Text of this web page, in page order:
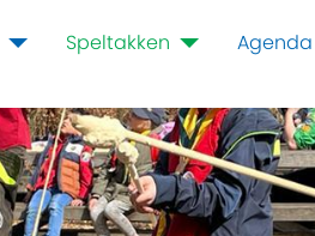
Speltakken Agenda